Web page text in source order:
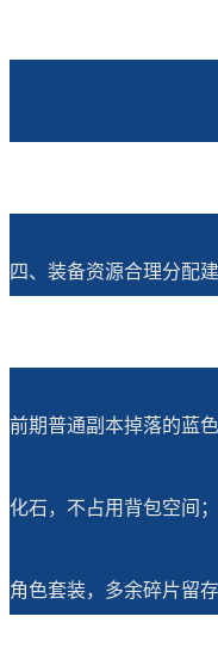
四、装备资源合理分配
前期普通副本掉落的蓝
化石，不占用背包空间
角色套装，多余碎片留